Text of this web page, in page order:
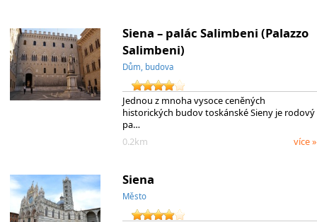
Siena – palác Salimbeni (Palazzo
Salimbeni)
Dům, budova
Jednou z mnoha vysoce ceněných
historických budov toskánské Sieny je rodový
pa…
0.2km
více »
Siena
Město